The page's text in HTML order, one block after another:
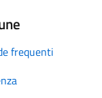
frequenti